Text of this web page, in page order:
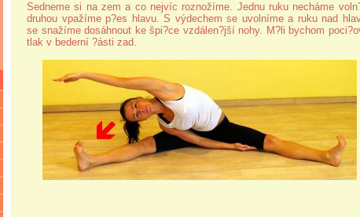
Sedneme si na zem a co nejvíc roznožíme. Jednu ruku necháme
druhou vpažíme p?es hlavu. S výdechem se uvolníme a ruku nad
se snažíme dosáhnout ke špi?ce vzdálen?jší nohy. M?li bychom
tlak v bederní ?ásti zad.